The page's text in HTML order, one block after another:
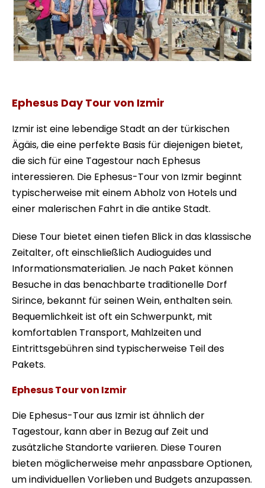
Ephesus Day Tour von Izmir
Izmir ist eine lebendige Stadt an der türkischen
Ägäis, die eine perfekte Basis für diejenigen bietet,
die sich für eine Tagestour nach Ephesus
interessieren. Die Ephesus-Tour von Izmir beginnt
typischerweise mit einem Abholz von Hotels und
einer malerischen Fahrt in die antike Stadt.
Diese Tour bietet einen tiefen Blick in das klassische
Zeitalter, oft einschließlich Audioguides und
Informationsmaterialien. Je nach Paket können
Besuche in das benachbarte traditionelle Dorf
Sirince, bekannt für seinen Wein, enthalten sein.
Bequemlichkeit ist oft ein Schwerpunkt, mit
komfortablen Transport, Mahlzeiten und
Eintrittsgebühren sind typischerweise Teil des
Pakets.
Ephesus Tour von Izmir
Die Ephesus-Tour aus Izmir ist ähnlich der
Tagestour, kann aber in Bezug auf Zeit und
zusätzliche Standorte variieren. Diese Touren
bieten möglicherweise mehr anpassbare Optionen,
um individuellen Vorlieben und Budgets anzupassen.